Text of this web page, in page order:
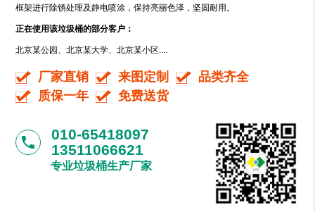
框架进行除锈处理及静电喷涂，保持亮丽色泽，坚固耐用。
正在使用该垃圾桶的部分客户：
北京某公园、北京某大学、北京某小区....
厂家直销 来图定制
品类齐全
质保一年
免费送货
phone
010-65418097
13511066621
专业垃圾桶生产厂家